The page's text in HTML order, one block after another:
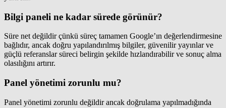
Bilgi paneli ne kadar sürede görünür?
Süre net değildir çünkü süreç tamamen Google’ın değerlendirmesine
bağlıdır, ancak doğru yapılandırılmış bilgiler, güvenilir yayınlar ve
güçlü referanslar süreci belirgin şekilde hızlandırabilir ve sonuç alma
olasılığını artırır.
Panel yönetimi zorunlu mu?
Panel yönetimi zorunlu değildir ancak doğrulama yapılmadığında